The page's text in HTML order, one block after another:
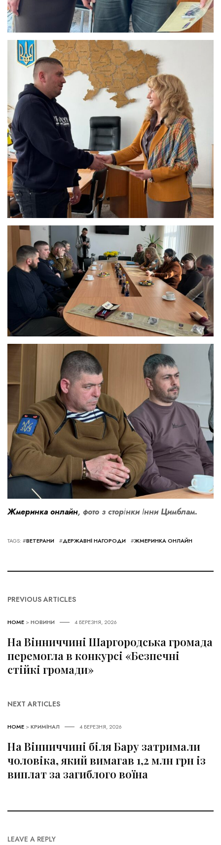
Жмеринка онлайн, фото з сторінки Інни Цимблам.
TAGS: #ВЕТЕРАНИ #ДЕРЖАВНІ НАГОРОДИ #ЖМЕРИНКА ОНЛАЙН
PREVIOUS ARTICLES
HOME >НОВИНИ 4 БЕРЕЗНЯ, 2026
На Вінниччині Шаргородська громада
перемогла в конкурсі «Безпечні
стійкі громади»
NEXT ARTICLES
HOME >КРИМІНАЛ 4 БЕРЕЗНЯ, 2026
На Вінниччині біля Бару затримали
чоловіка, який вимагав 1,2 млн грн із
виплат за загиблого воїна
LEAVE A REPLY